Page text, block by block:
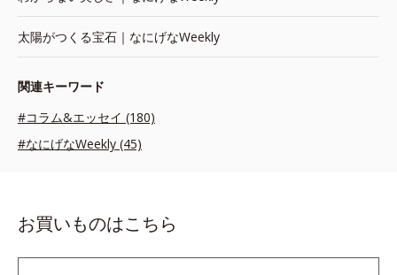
太陽がつくる宝石｜なにげなWeekly
関連キーワード
#コラム&エッセイ (180)
#なにげなWeekly (45)
お買いものはこちら